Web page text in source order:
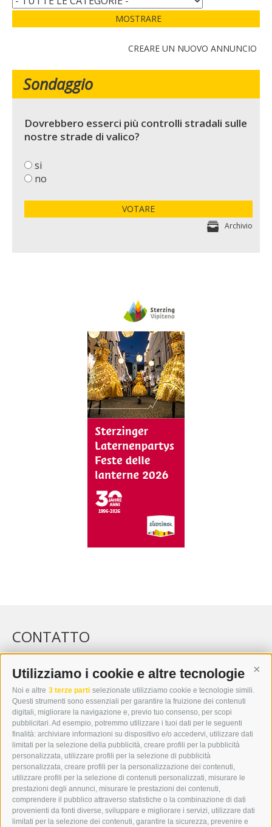
Utilizziamo i cookie e altre tecnologie
Noi e altre 3 terze parti selezionate utilizziamo cookie e tecnologie simili.
Questi strumenti sono essenziali per garantire la fruizione dei contenuti
digitali, migliorare la navigazione e, previo tuo consenso, per scopi
pubblicitari. Ad esempio, potremmo utilizzare i tuoi dati per le seguenti
finalità: archiviare informazioni su dispositivo e/o accedervi, utilizzare dati
limitati per la selezione della pubblicità, creare profili per la pubblicità
personalizzata, utilizzare profili per la selezione di pubblicità
personalizzata, creare profili per la personalizzazione dei contenuti,
utilizzare profili per la selezione di contenuti personalizzati, misurare le
prestazioni degli annunci, misurare le prestazioni dei contenuti,
comprendere il pubblico attraverso statistiche o la combinazione di dati
provenienti da fonti diverse, sviluppare e migliorare i servizi, utilizzare dati
limitati per la selezione dei contenuti, garantire la sicurezza, prevenire e
MOSTRARE
CREARE UN NUOVO ANNUNCIO
Sondaggio
Dovrebbero esserci più controlli stradali sulle
nostre strade di valico?
si
no
VOTARE
Archivio
CONTATTO
WIPP-MEDIA GMBH
DER ERKER
I-39049 VIPITENO
TEL.: +39 0472 766876
GRAFIK@DERERKER.IT
INFO@DERERKER.IT
BARBARA.FONTANA@DERERKER.IT
ERKER
PUBBLICITÀ NELL’ERKER
PUBBLICITÀ ONLINE